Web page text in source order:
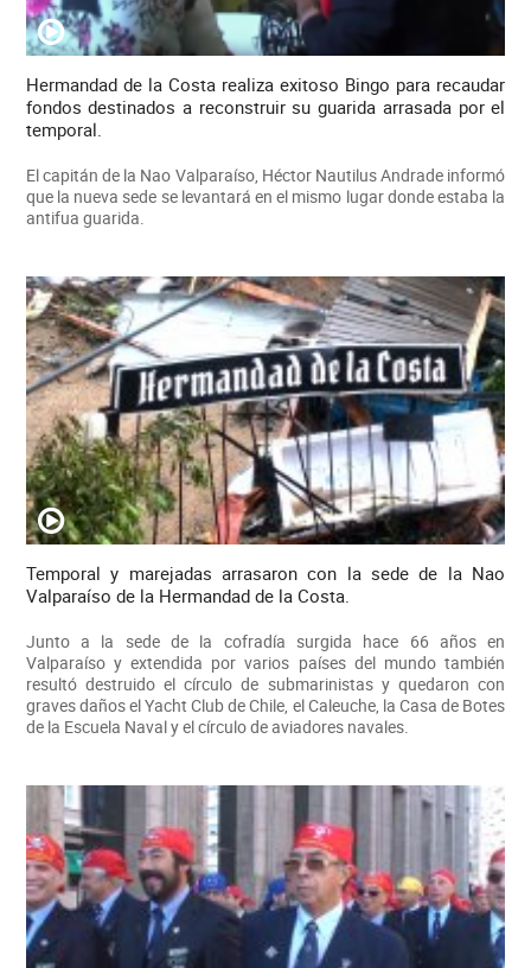
Hermandad de la Costa realiza exitoso Bingo para recaudar
fondos destinados a reconstruir su guarida arrasada por el
temporal.
El capitán de la Nao Valparaíso, Héctor Nautilus Andrade informó
que la nueva sede se levantará en el mismo lugar donde estaba la
antifua guarida.
Temporal y marejadas arrasaron con la sede de la Nao
Valparaíso de la Hermandad de la Costa.
Junto a la sede de la cofradía surgida hace 66 años en
Valparaíso y extendida por varios países del mundo también
resultó destruido el círculo de submarinistas y quedaron con
graves daños el Yacht Club de Chile, el Caleuche, la Casa de Botes
de la Escuela Naval y el círculo de aviadores navales.